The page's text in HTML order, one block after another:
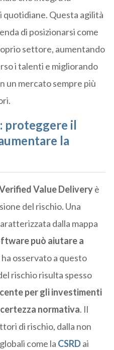
Questa agilità
di posizionarsi come
settore, aumentando
i talenti e migliorando
un mercato sempre più
proteggere il
la
Value Deliveryè
del rischio. Una
dalla mappa
può aiutare a
osservato a questo
rischio risulta spesso
per gli investimenti
normativa. Il
di rischio, dalla non
come la CSRDai